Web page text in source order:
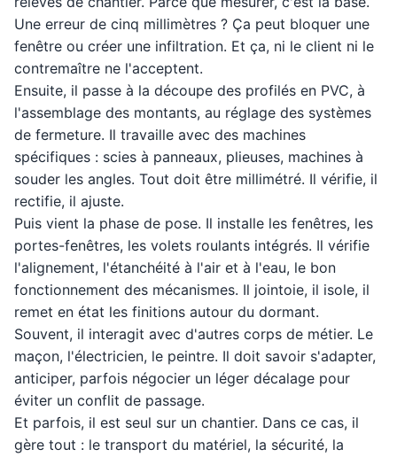
Une erreur de cinq millimètres ? Ça peut bloquer une
fenêtre ou créer une infiltration. Et ça, ni le client ni le
contremaître ne l'acceptent.
Ensuite, il passe à la découpe des profilés en PVC, à
l'assemblage des montants, au réglage des systèmes
de fermeture. Il travaille avec des machines
spécifiques : scies à panneaux, plieuses, machines à
souder les angles. Tout doit être millimétré. Il vérifie, il
rectifie, il ajuste.
Puis vient la phase de pose. Il installe les fenêtres, les
portes-fenêtres, les volets roulants intégrés. Il vérifie
l'alignement, l'étanchéité à l'air et à l'eau, le bon
fonctionnement des mécanismes. Il jointoie, il isole, il
remet en état les finitions autour du dormant.
Souvent, il interagit avec d'autres corps de métier. Le
maçon, l'électricien, le peintre. Il doit savoir s'adapter,
anticiper, parfois négocier un léger décalage pour
éviter un conflit de passage.
Et parfois, il est seul sur un chantier. Dans ce cas, il
gère tout : le transport du matériel, la sécurité, la